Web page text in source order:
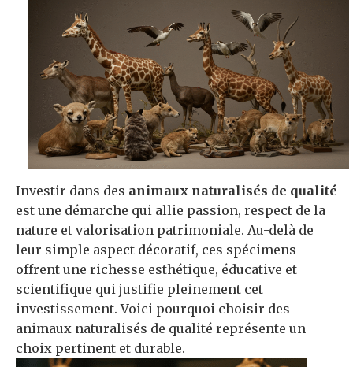
Investir dans des animaux naturalisés de qualité
est une démarche qui allie passion, respect de la
nature et valorisation patrimoniale. Au-delà de
leur simple aspect décoratif, ces spécimens
offrent une richesse esthétique, éducative et
scientifique qui justifie pleinement cet
investissement. Voici pourquoi choisir des
animaux naturalisés de qualité représente un
choix pertinent et durable.